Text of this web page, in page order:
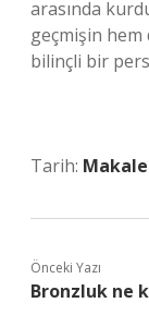
arasında
geçmişin
bilinçli bir
Tarih:
Önceki Yazı
Bronzluk ne